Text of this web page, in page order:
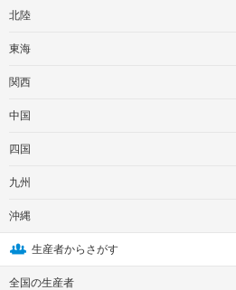
北陸
東海
関西
中国
四国
九州
沖縄
生産者からさがす
全国の生産者